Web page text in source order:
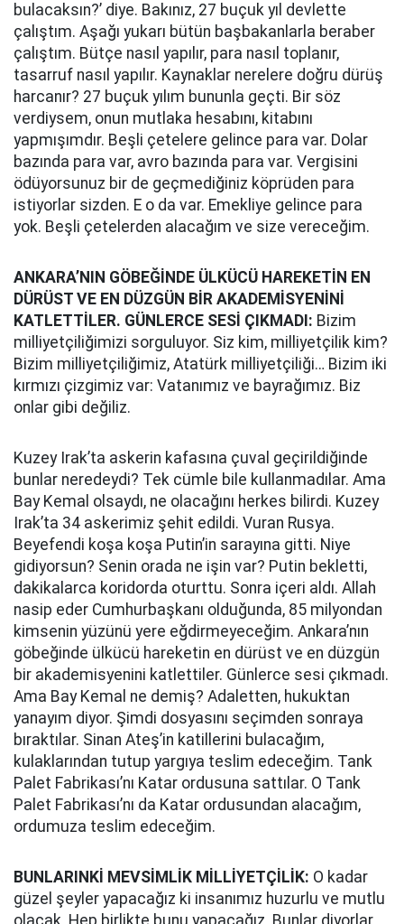
bulacaksın?’ diye. Bakınız, 27 buçuk yıl devlette
çalıştım. Aşağı yukarı bütün başbakanlarla beraber
çalıştım. Bütçe nasıl yapılır, para nasıl toplanır,
tasarruf nasıl yapılır. Kaynaklar nerelere doğru dürüş
harcanır? 27 buçuk yılım bununla geçti. Bir söz
verdiysem, onun mutlaka hesabını, kitabını
yapmışımdır. Beşli çetelere gelince para var. Dolar
bazında para var, avro bazında para var. Vergisini
ödüyorsunuz bir de geçmediğiniz köprüden para
istiyorlar sizden. E o da var. Emekliye gelince para
yok. Beşli çetelerden alacağım ve size vereceğim.
ANKARA’NIN GÖBEĞİNDE ÜLKÜCÜ HAREKETİN EN
DÜRÜST VE EN DÜZGÜN BİR AKADEMİSYENİNİ
KATLETTİLER. GÜNLERCE SESİ ÇIKMADI: Bizim
milliyetçiliğimizi sorguluyor. Siz kim, milliyetçilik kim?
Bizim milliyetçiliğimiz, Atatürk milliyetçiliği… Bizim iki
kırmızı çizgimiz var: Vatanımız ve bayrağımız. Biz
onlar gibi değiliz.
Kuzey Irak’ta askerin kafasına çuval geçirildiğinde
bunlar neredeydi? Tek cümle bile kullanmadılar. Ama
Bay Kemal olsaydı, ne olacağını herkes bilirdi. Kuzey
Irak’ta 34 askerimiz şehit edildi. Vuran Rusya.
Beyefendi koşa koşa Putin’in sarayına gitti. Niye
gidiyorsun? Senin orada ne işin var? Putin bekletti,
dakikalarca koridorda oturttu. Sonra içeri aldı. Allah
nasip eder Cumhurbaşkanı olduğunda, 85 milyondan
kimsenin yüzünü yere eğdirmeyeceğim. Ankara’nın
göbeğinde ülkücü hareketin en dürüst ve en düzgün
bir akademisyenini katlettiler. Günlerce sesi çıkmadı.
Ama Bay Kemal ne demiş? Adaletten, hukuktan
yanayım diyor. Şimdi dosyasını seçimden sonraya
bıraktılar. Sinan Ateş’in katillerini bulacağım,
kulaklarından tutup yargıya teslim edeceğim. Tank
Palet Fabrikası’nı Katar ordusuna sattılar. O Tank
Palet Fabrikası’nı da Katar ordusundan alacağım,
ordumuza teslim edeceğim.
BUNLARINKİ MEVSİMLİK MİLLİYETÇİLİK: O kadar
güzel şeyler yapacağız ki insanımız huzurlu ve mutlu
olacak. Hep birlikte bunu yapacağız. Bunlar diyorlar